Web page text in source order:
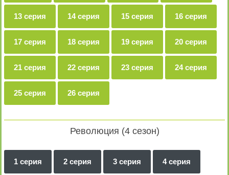
13 серия 14 серия 15 серия 16 серия
17 серия 18 серия 19 серия 20 серия
21 серия 22 серия 23 серия 24 серия
25 серия 26 серия
Революция (4 сезон)
1 серия 2 серия 3 серия 4 серия